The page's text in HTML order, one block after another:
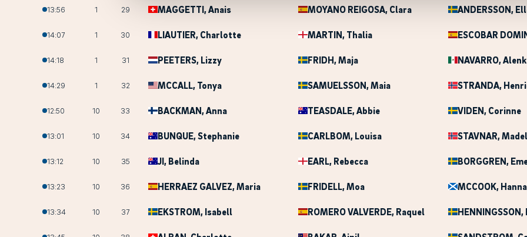
13:56 1 29 MAGGETTI, Anais MOYANO REIGOSA, Clara ANDERSSON,
14:07 1 30 LIAUTIER, Charlotte MARTIN, Thalia ESCOBAR
14:18 1 31 PEETERS, Lizzy FRIDH, Maja NAVARRO,
14:29 1 32 MCCALL, Tonya SAMUELSSON, Maia STRANDA,
12:50 10 33 BACKMAN, Anna TEASDALE, Abbie VIDEN, Corinne
13:01 10 34 BUNQUE, Stephanie CARLBOM, Louisa STAVNAR,
13:12 10 35 JI, Belinda EARL, Rebecca BORGGREN,
13:23 10 36 HERRAEZ GALVEZ, Maria FRIDELL, Moa MCCOOK,
13:34 10 37 EKSTROM, Isabell ROMERO VALVERDE, Raquel HENNINGSSON,